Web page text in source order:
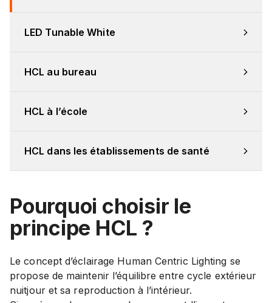
LED Tunable White
HCL au bureau
HCL à l’école
HCL dans les établissements de santé
Pourquoi choisir le
principe HCL ?
Le concept d’éclairage Human Centric Lighting se
propose de maintenir l’équilibre entre cycle extérieur
nuitjour et sa reproduction à l’intérieur.